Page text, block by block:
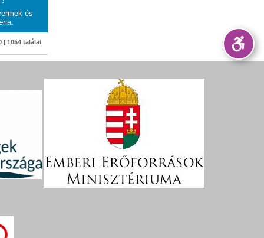
és
| 1054 találat